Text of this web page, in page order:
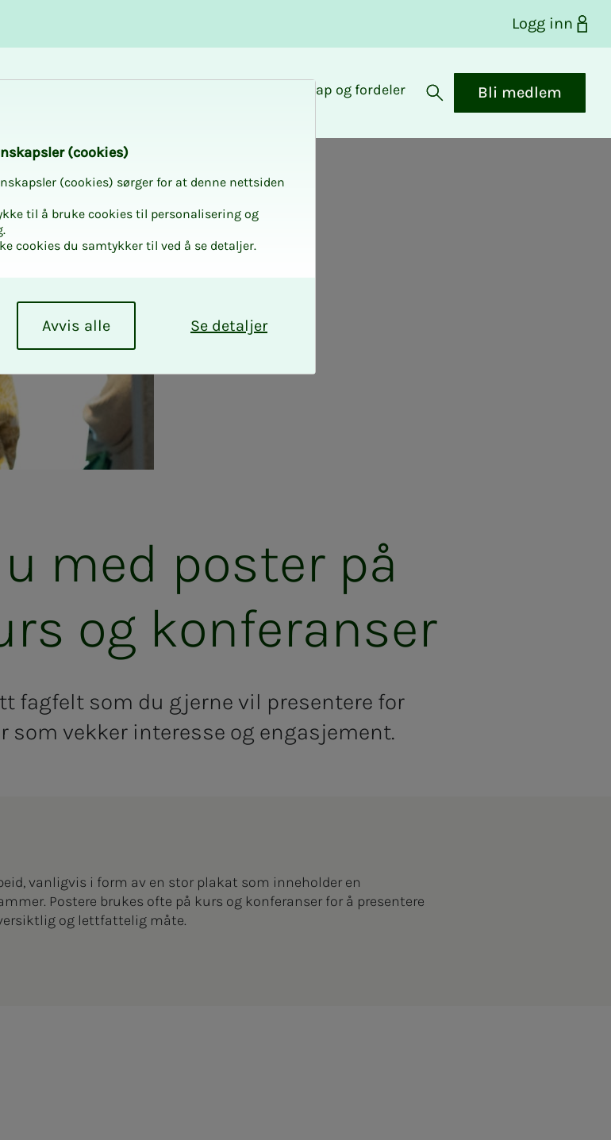
Logg inn
Medlemskap og fordeler
Åpne søk
Bli medlem
med pos­­­ter på
og kon­­­fe­ran­­­ser
fagfelt som du gjerne vil presentere for
som vekker interesse og engasjement.
vanligvis i form av en stor plakat som inneholder en
Postere brukes ofte på kurs og konferanser for å presentere
og lettfattelig måte.
(cookies)
(cookies) sørger for at denne nettsiden
til å bruke cookies til personalisering og
cookies du samtykker til ved å se detaljer.
Se detaljer
Avvis alle